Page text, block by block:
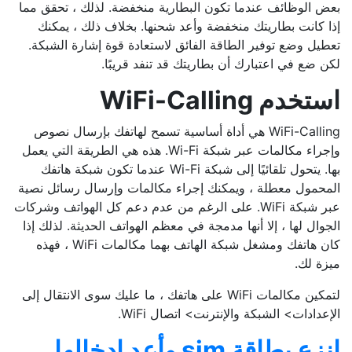
بعض الوظائف عندما تكون البطارية منخفضة. لذلك ، تحقق مما
إذا كانت بطاريتك منخفضة وأعد شحنها. بخلاف ذلك ، يمكنك
تعطيل وضع توفير الطاقة الفائق لاستعادة قوة إشارة الشبكة.
لكن ضع في اعتبارك أن بطاريتك قد تنفد قريبًا.
استخدم WiFi-Calling
WiFi-Calling هي أداة أساسية تسمح لهاتفك بإرسال نصوص
وإجراء مكالمات عبر شبكة Wi-Fi. هذه هي الطريقة التي يعمل
بها. يتحول تلقائيًا إلى شبكة Wi-Fi عندما تكون شبكة هاتفك
المحمول معطلة ، ويمكنك إجراء مكالمات وإرسال رسائل نصية
عبر شبكة WiFi. على الرغم من عدم دعم كل الهواتف وشركات
الجوال لها ، إلا أنها مدمجة في معظم الهواتف الحديثة. لذلك إذا
كان هاتفك ومشغل شبكة الهاتف بهما مكالمات WiFi ، فهذه
ميزة لك.
لتمكين مكالمات WiFi على هاتفك ، ما عليك سوى الانتقال إلى
الإعدادات> الشبكة والإنترنت> اتصال WiFi.